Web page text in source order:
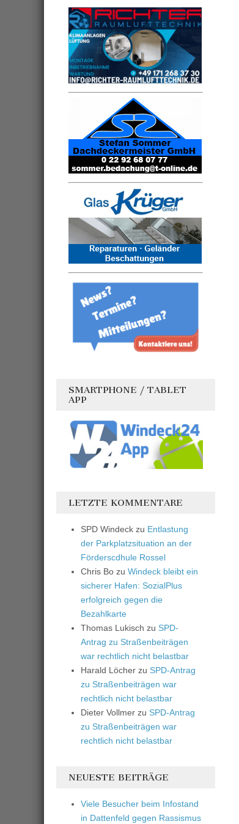
SMARTPHONE / TABLET
APP
LETZTE KOMMENTARE
SPD Windeck zu Entlastung
der Parkplatzsituation an der
Förderscdhule Rossel
Chris Bo zu Windeck bleibt ein
sicherer Hafen: SozialPlus
erfolgreich gegen die
Bezahlkarte
Thomas Lukisch zu SPD-
Antrag zu Straßenbeiträgen
war rechtlich nicht belastbar
Harald Löcher zu SPD-Antrag
zu Straßenbeiträgen war
rechtlich nicht belastbar
Dieter Vollmer zu SPD-Antrag
zu Straßenbeiträgen war
rechtlich nicht belastbar
NEUESTE BEITRÄGE
Viele Besucher beim Infostand
in Dattenfeld gegen Rassismus